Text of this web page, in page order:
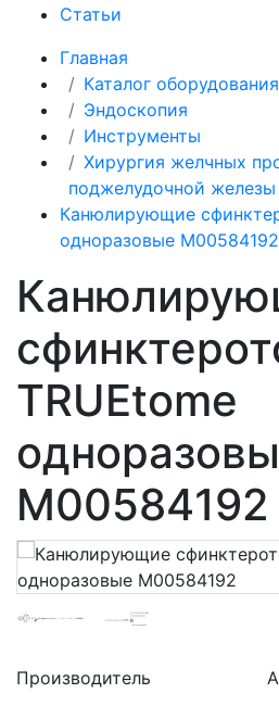
Статьи
Главная
Каталог оборудования
Эндоскопия
Инструменты
Хирургия желчных
поджелудочной железы
Канюлирующие
одноразовые M00584192
TRUEtome
M00584192
Производитель